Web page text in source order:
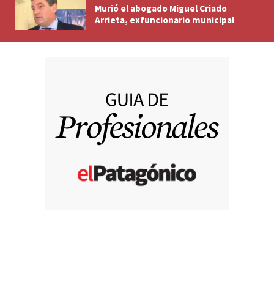
Murió el abogado Miguel Criado
Arrieta, exfuncionario municipal